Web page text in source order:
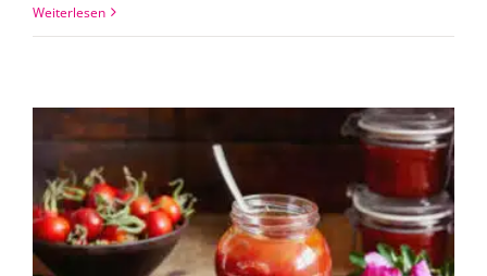
Weiterlesen